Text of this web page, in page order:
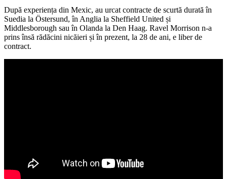
După experiența din Mexic, au urcat contracte de scurtă durată în
Suedia la Östersund, în Anglia la Sheffield United și
Middlesborough sau în Olanda la Den Haag. Ravel Morrison n-a
prins însă rădăcini nicăieri și în prezent, la 28 de ani, e liber de
contract.